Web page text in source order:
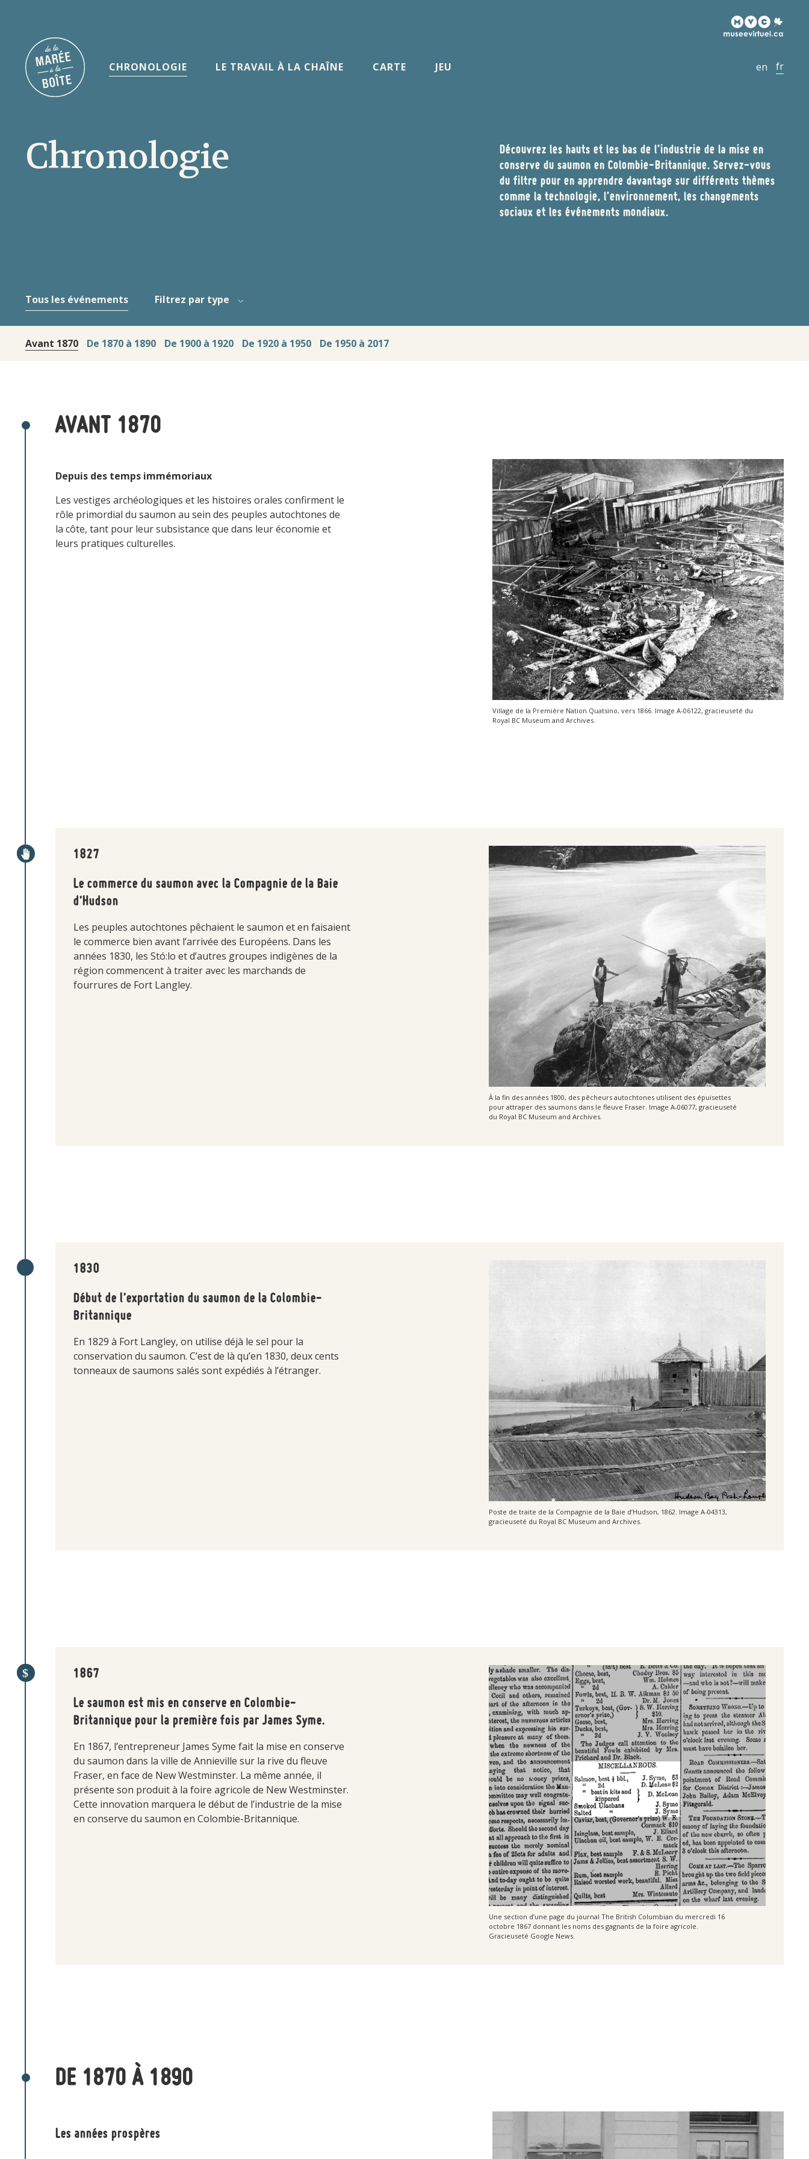
CHRONOLOGIE LE TRAVAIL À LA CHAÎNE CARTE JEU
Chronologie
Découvrez les hauts et les bas de l’industrie de la mise en
conserve du saumon en Colombie-Britannique. Servez-vous
du filtre pour en apprendre davantage sur différents thèmes
comme la technologie, l’environnement, les changements
sociaux et les événements mondiaux.
Tous les événements Filtrez par type
sélection
rechargera
afficher
résultats.
Avant 1870 De 1870 à 1890 De 1900 à 1920 De 1920 à 1950 De 1950 à 2017
AVANT 1870
Depuis des temps immémoriaux
Les vestiges archéologiques et les histoires orales confirment le
rôle primordial du saumon au sein des peuples autochtones de
la côte, tant pour leur subsistance que dans leur économie et
leurs pratiques culturelles.
Village de la Première Nation Quatsino, vers 1866. Image A-06122, gracieuseté du
Royal BC Museum and Archives.
1827
Le commerce du saumon avec la Compagnie de la Baie
d’Hudson
Les peuples autochtones pêchaient le saumon et en faisaient
le commerce bien avant l’arrivée des Européens. Dans les
années 1830, les Stó:lo et d’autres groupes indigènes de la
région commencent à traiter avec les marchands de
fourrures de Fort Langley.
À la fin des années 1800, des pêcheurs autochtones utilisent des épuisettes
pour attraper des saumons dans le fleuve Fraser. Image A-06077, gracieuseté
du Royal BC Museum and Archives.
1830
Début de l’exportation du saumon de la Colombie-
Britannique
En 1829 à Fort Langley, on utilise déjà le sel pour la
conservation du saumon. C’est de là qu’en 1830, deux cents
tonneaux de saumons salés sont expédiés à l’étranger.
Poste de traite de la Compagnie de la Baie d’Hudson, 1862. Image A-04313,
gracieuseté du Royal BC Museum and Archives.
1867
Le saumon est mis en conserve en Colombie-
Britannique pour la première fois par James Syme.
En 1867, l’entrepreneur James Syme fait la mise en conserve
du saumon dans la ville de Annieville sur la rive du fleuve
Fraser, en face de New Westminster. La même année, il
présente son produit à la foire agricole de New Westminster.
Cette innovation marquera le début de l’industrie de la mise
en conserve du saumon en Colombie-Britannique.
Une section d’une page du journal The British Columbian du mercredi 16
octobre 1867 donnant les noms des gagnants de la foire agricole.
Gracieuseté Google News.
DE 1870 À 1890
Les années prospères